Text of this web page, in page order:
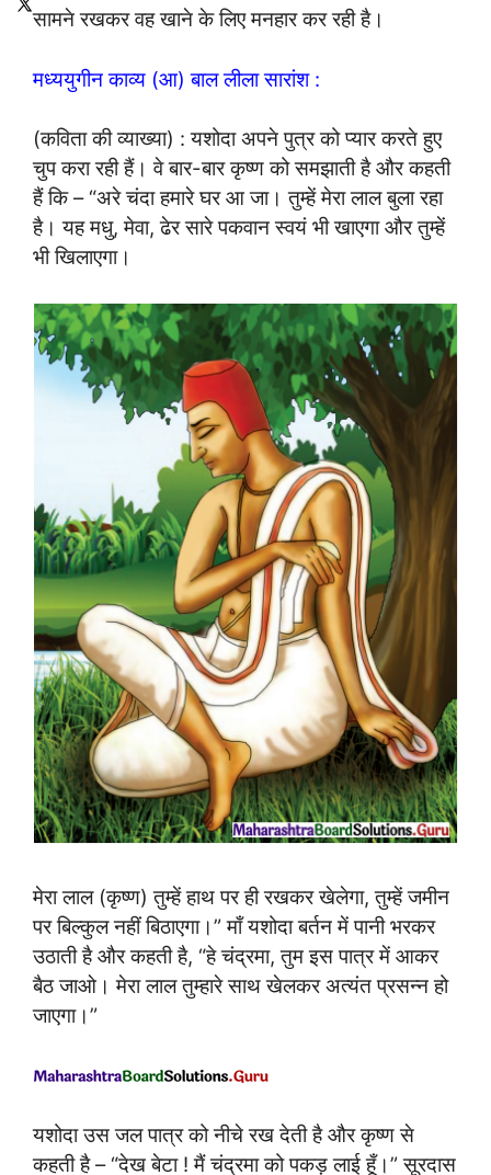
सामने रखकर वह खाने के लिए मनहार कर रही है।
मध्ययुगीन काव्य (आ) बाल लीला सारांश :
(कविता की व्याख्या) : यशोदा अपने पुत्र को प्यार करते हुए
चुप करा रही हैं। वे बार-बार कृष्ण को समझाती है और कहती
हैं कि – “अरे चंदा हमारे घर आ जा। तुम्हें मेरा लाल बुला रहा
है। यह मधु, मेवा, ढेर सारे पकवान स्वयं भी खाएगा और तुम्हें
भी खिलाएगा।
मेरा लाल (कृष्ण) तुम्हें हाथ पर ही रखकर खेलेगा, तुम्हें जमीन
पर बिल्कुल नहीं बिठाएगा।” माँ यशोदा बर्तन में पानी भरकर
उठाती है और कहती है, “हे चंद्रमा, तुम इस पात्र में आकर
बैठ जाओ। मेरा लाल तुम्हारे साथ खेलकर अत्यंत प्रसन्न हो
जाएगा।”
यशोदा उस जल पात्र को नीचे रख देती है और कृष्ण से
कहती है – “देख बेटा ! मैं चंद्रमा को पकड़ लाई हूँ।” सूरदास